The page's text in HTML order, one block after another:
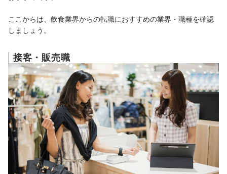
ここからは、飲食業界からの転職におすすめの業界・職種を確認
しましょう。
接客・販売職